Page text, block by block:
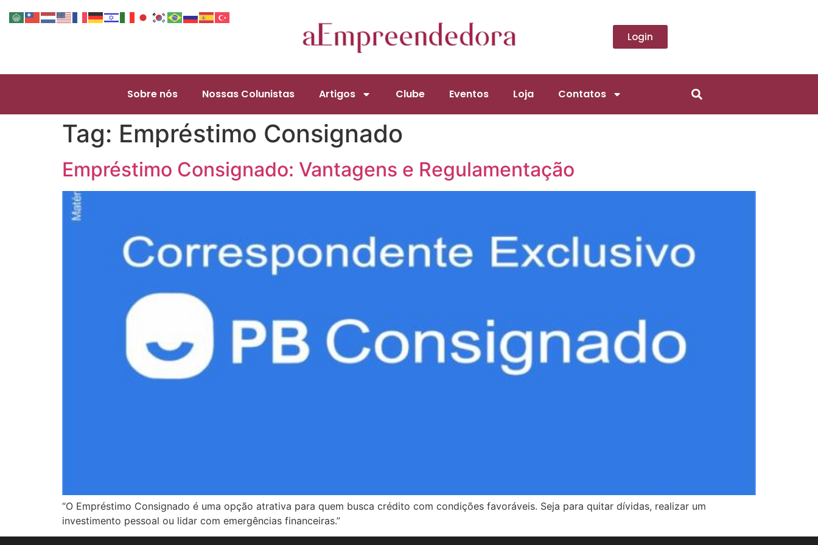
Login
Sobre nós Nossas Colunistas Artigos Clube Eventos Loja Contatos
Tag: Empréstimo Consignado
Empréstimo Consignado: Vantagens e Regulamentação
“O Empréstimo Consignado é uma opção atrativa para quem busca crédito com condições favoráveis. Seja para quitar dívidas, realizar um
investimento pessoal ou lidar com emergências financeiras.”